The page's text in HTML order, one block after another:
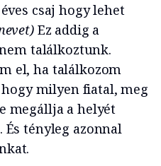
csaj hogy lehet
Ez addig a
találkoztunk.
el, ha találkozom
milyen fiatal, meg
megállja a helyét
tényleg azonnal